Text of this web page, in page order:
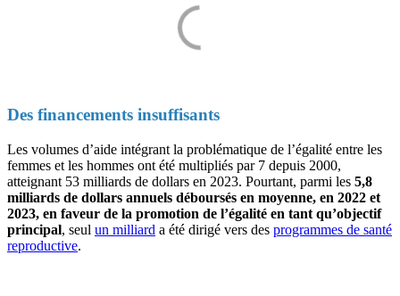
Des financements insuffisants
Les volumes d’aide intégrant la problématique de l’égalité entre les
femmes et les hommes ont été multipliés par 7 depuis 2000,
atteignant 53 milliards de dollars en 2023. Pourtant, parmi les 5,8
milliards de dollars annuels déboursés en moyenne, en 2022 et
2023, en faveur de la promotion de l’égalité en tant qu’objectif
principal, seul un milliard a été dirigé vers des programmes de santé
reproductive.